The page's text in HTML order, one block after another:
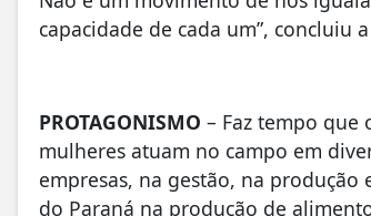
capacidade de cada um”, concluiu
PROTAGONISMO – Faz tempo que
mulheres atuam no campo em
empresas, na gestão, na
do Paraná na produção de